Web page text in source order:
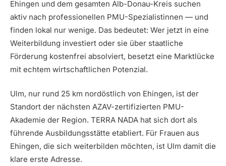
Ehingen und dem gesamten Alb-Donau-Kreis suchen
aktiv nach professionellen PMU-Spezialistinnen — und
finden lokal nur wenige. Das bedeutet: Wer jetzt in eine
Weiterbildung investiert oder sie über staatliche
Förderung kostenfrei absolviert, besetzt eine Marktlücke
mit echtem wirtschaftlichen Potenzial.
Ulm, nur rund 25 km nordöstlich von Ehingen, ist der
Standort der nächsten AZAV-zertifizierten PMU-
Akademie der Region. TERRA NADA hat sich dort als
führende Ausbildungsstätte etabliert. Für Frauen aus
Ehingen, die sich weiterbilden möchten, ist Ulm damit die
klare erste Adresse.